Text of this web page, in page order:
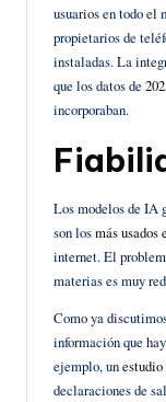
usuarios en todo el
propietarios de
instaladas. La
que los datos de
incorporaban.
Los modelos de IA
son losmás usados
internet. El
materias es muy
Como ya
información que
ejemplo, unestudio
declaraciones de